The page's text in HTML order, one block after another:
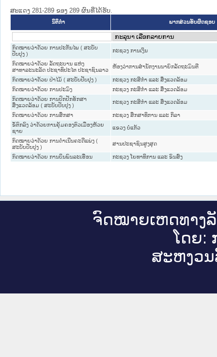
ສະແດງ 281-289 ຂອງ 289 ຜົນທີ່ໄດ້ຮັບ.
ນິຕິກໍາ ພາກສ່ວນຮັບຜິດຊອບ
ກົດໝາຍວ່າດ້ວຍ ການປະກັນໄພ ( ສະບັບ
ປັບປຸງ )
ກະຊວງ ການເງິນ
ກົດໝາຍວ່າດ້ວຍ ລັດຖະບານ ແຫ່ງ
ສາທາລະນະລັດ ປະຊາທິປະໄຕ ປະຊາຊົນລາວ
ຫ້ອງວ່າການສຳນັກງານນາຍົກລັດຖະມົນຕີ
ກົດໝາຍວ່າດ້ວຍ ປ່າໄມ້ ( ສະບັບປັບປຸງ )
ກະຊວງ ກະສິກຳ ແລະ ສິ່ງແວດລ້ອມ
ກົດໝາຍວ່າດ້ວຍ ການປະມົງ
ກະຊວງ ກະສິກຳ ແລະ ສິ່ງແວດລ້ອມ
ກົດໝາຍວ່າດ້ວຍ ການປົກປັກຮັກສາ
ສິ່ງແວດລ້ອມ ( ສະບັບປັບປຸງ )
ກະຊວງ ກະສິກຳ ແລະ ສິ່ງແວດລ້ອມ
ກົດໝາຍວ່າດ້ວຍ ການສຶກສາ
ກະຊວງ ສຶກສາທິການ ແລະ ກິລາ
ຂໍ້ຕົກລົງ ວ່າດ້ວຍການຄຸ້ມຄອງຕົວເມືອງຫ້ວຍ
ຊາຍ
ແຂວງ ບໍ່ແກ້ວ
ກົດໝາຍວ່າດ້ວຍ ການດຳເນີນຄະດີແພ່ງ (
ສະບັບປັບປຸງ )
ສານປະຊາຊົນສູງສຸດ
ກົດໝາຍວ່າດ້ວຍ ການບິນພົນລະເຮືອນ ກະຊວງ ໂຍທາທິການ ແລະ ຂົນສົ່ງ
ຈົດ​ໝາຍ​ເຫດ​ທາງ​
ໂດຍ:
ສະ​ຫງວນ​